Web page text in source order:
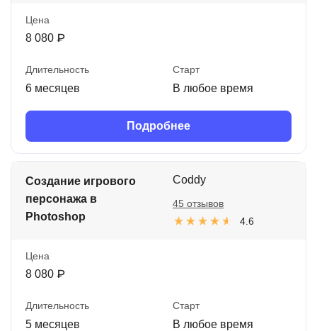
Цена
8 080 ₽
Длительность
6 месяцев
Старт
В любое время
Подробнее
Создание игрового
персонажа в
Photoshop
Coddy
4.6
45 отзывов
Цена
8 080 ₽
Длительность
5 месяцев
Старт
В любое время